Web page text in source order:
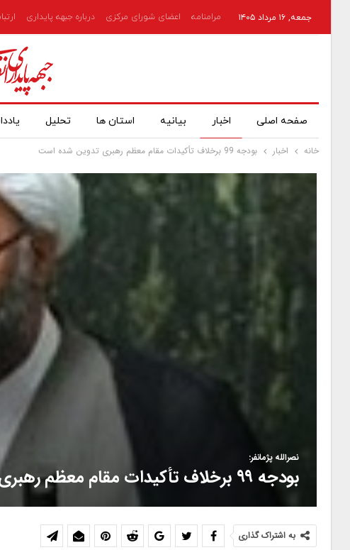
جمعه, ۱۶ مرداد ۱۴۰۵ مرامنامه اعضای شورای مرکزی درباره جبهه پایداری
صفحه اصلی اخبار بیانیه استان ها تحلیل
خانه اخبار بودجه 99 برخلاف تأکیدات مقام معظم رهبری تدوین شده است
نصرالله پژمانفر:
بودجه ۹۹ برخلاف تأکیدات مقام معظم رهبری تدوین شده است
به اشتراک گذاری